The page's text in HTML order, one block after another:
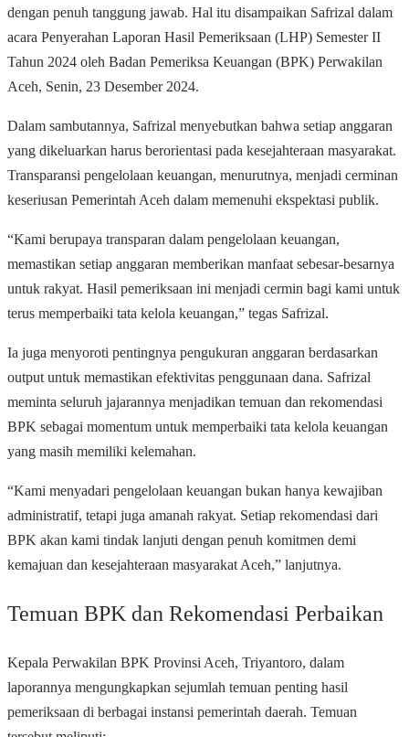
dengan penuh tanggung jawab. Hal itu disampaikan Safrizal dalam
acara Penyerahan Laporan Hasil Pemeriksaan (LHP) Semester II
Tahun 2024 oleh Badan Pemeriksa Keuangan (BPK) Perwakilan
Aceh, Senin, 23 Desember 2024.
Dalam sambutannya, Safrizal menyebutkan bahwa setiap anggaran
yang dikeluarkan harus berorientasi pada kesejahteraan masyarakat.
Transparansi pengelolaan keuangan, menurutnya, menjadi cerminan
keseriusan Pemerintah Aceh dalam memenuhi ekspektasi publik.
“Kami berupaya transparan dalam pengelolaan keuangan,
memastikan setiap anggaran memberikan manfaat sebesar-besarnya
untuk rakyat. Hasil pemeriksaan ini menjadi cermin bagi kami untuk
terus memperbaiki tata kelola keuangan,” tegas Safrizal.
Ia juga menyoroti pentingnya pengukuran anggaran berdasarkan
output untuk memastikan efektivitas penggunaan dana. Safrizal
meminta seluruh jajarannya menjadikan temuan dan rekomendasi
BPK sebagai momentum untuk memperbaiki tata kelola keuangan
yang masih memiliki kelemahan.
“Kami menyadari pengelolaan keuangan bukan hanya kewajiban
administratif, tetapi juga amanah rakyat. Setiap rekomendasi dari
BPK akan kami tindak lanjuti dengan penuh komitmen demi
kemajuan dan kesejahteraan masyarakat Aceh,” lanjutnya.
Temuan BPK dan Rekomendasi Perbaikan
Kepala Perwakilan BPK Provinsi Aceh, Triyantoro, dalam
laporannya mengungkapkan sejumlah temuan penting hasil
pemeriksaan di berbagai instansi pemerintah daerah. Temuan